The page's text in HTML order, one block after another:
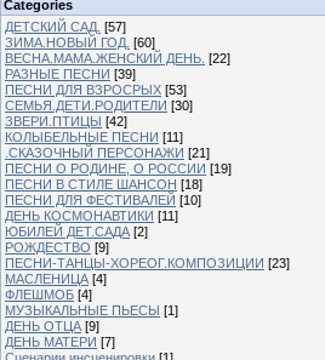
Categories
ДЕТСКИЙ САД. [57]
ЗИМА.НОВЫЙ ГОД. [60]
ВЕСНА.МАМА.ЖЕНСКИЙ ДЕНЬ. [22]
РАЗНЫЕ ПЕСНИ [39]
ПЕСНИ ДЛЯ ВЗРОСРЫХ [53]
СЕМЬЯ.ДЕТИ.РОДИТЕЛИ [30]
ЗВЕРИ.ПТИЦЫ [42]
КОЛЫБЕЛЬНЫЕ ПЕСНИ [11]
.СКАЗОЧНЫЙ ПЕРСОНАЖИ [21]
ПЕСНИ О РОДИНЕ, О РОССИИ [19]
ПЕСНИ В СТИЛЕ ШАНСОН [18]
ПЕСНИ ДЛЯ ФЕСТИВАЛЕЙ [10]
ДЕНЬ КОСМОНАВТИКИ [11]
ЮБИЛЕЙ ДЕТ.САДА [2]
РОЖДЕСТВО [9]
ПЕСНИ-ТАНЦЫ-ХОРЕОГ.КОМПОЗИЦИИ [23]
МАСЛЕНИЦА [4]
ФЛЕШМОБ [4]
МУЗЫКАЛЬНЫЕ ПЬЕСЫ [1]
ДЕНЬ ОТЦА [9]
ДЕНЬ МАТЕРИ [7]